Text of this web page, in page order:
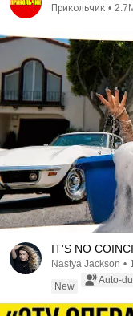
Прикольчик •
IT'S NO
Nastya Jackson •
New
Auto-